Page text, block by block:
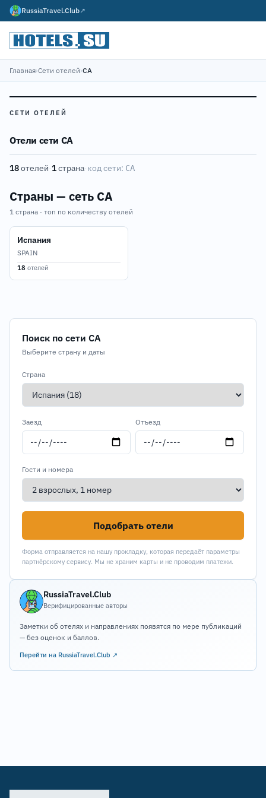
RussiaTravel.Club↗
Главная›Сети отелей›CA
СЕТИ ОТЕЛЕЙ
Отели сети CA
18отелей·1страна·код сети: CA
Страны — сеть CA
1 страна · топ по количеству отелей
Испания
SPAIN
18 отелей
Поиск по сети CA
Выберите страну и даты
Страна
Заезд Отъезд
Гости и номера
Подобрать отели
Форма отправляется на нашу прокладку, которая передаёт параметры
партнёрскому сервису. Мы не храним карты и не проводим платежи.
RussiaTravel.Club
Верифицированные авторы
Заметки об отелях и направлениях появятся по мере публикаций
— без оценок и баллов.
Перейти на RussiaTravel.Club ↗